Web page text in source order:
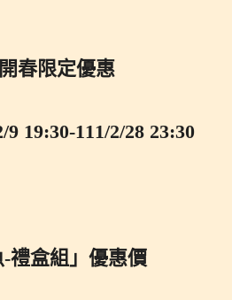
春限定優惠
19:30-111/2/28 23:30
禮盒組」優惠價